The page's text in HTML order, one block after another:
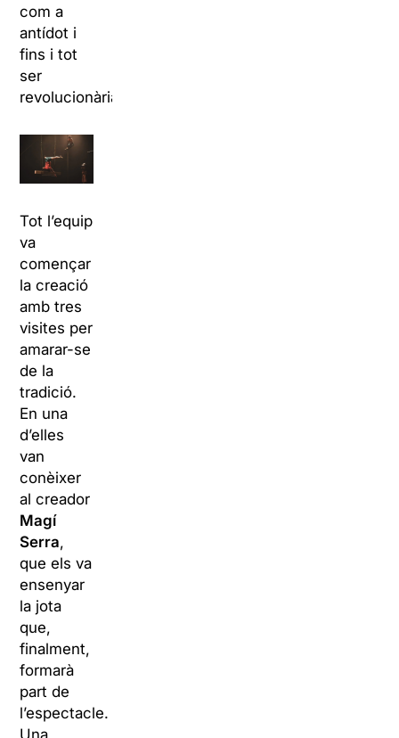
com a
antídot i
fins i tot
ser
revolucionària”.
Tot l’equip
va
començar
la creació
amb tres
visites per
amarar-se
de la
tradició.
En una
d’elles
van
conèixer
al creador
Magí
Serra,
que els va
ensenyar
la jota
que,
finalment,
formarà
part de
l’espectacle.